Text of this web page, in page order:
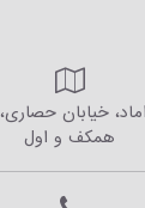
خیابان
همکف و اول